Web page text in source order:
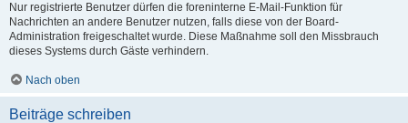
Nur registrierte Benutzer dürfen die foreninterne E-Mail-Funktion für
Nachrichten an andere Benutzer nutzen, falls diese von der Board-
Administration freigeschaltet wurde. Diese Maßnahme soll den Missbrauch
dieses Systems durch Gäste verhindern.
Nach oben
Beiträge schreiben